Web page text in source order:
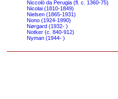
Niccolò da Perugia (fl. c. 1360-75)
Nicolai (1810-1849)
Nielsen (1865-1931)
Nono (1924-1990)
Nørgard (1932- )
Notker (c. 840-912)
Nyman (1944- )